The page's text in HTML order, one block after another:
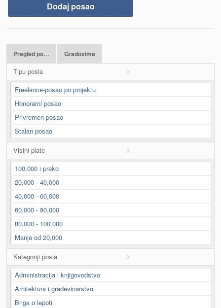
Dodaj posao
Pregled po… Gradovima
Tipu posla
Freelance-posao po projektu
Honorarni posao
Privremen posao
Stalan posao
Visini plate
100,000 i preko
20,000 - 40,000
40,000 - 60,000
60,000 - 80,000
80,000 - 100,000
Manje od 20,000
Kategoriji posla
Administracija i knjigovodstvo
Arhitektura i građevinarstvo
Briga o lepoti